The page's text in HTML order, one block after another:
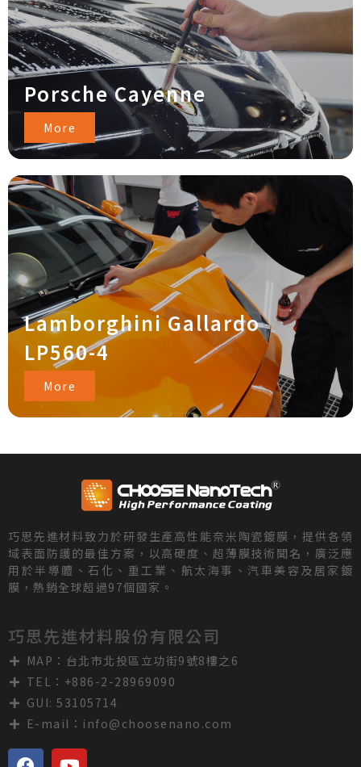
Porsche Cayenne
More
Lamborghini Gallardo
LP560-4
More
巧思先進材料致力於研發生產高性能奈米陶瓷鍍膜，提供各領
域表面防護的最佳方案，以高硬度、超薄膜技術聞名，廣泛應
用於半導體、石化、重工業、航太海事、汽車美容及居家鍍
膜，熱銷全球超過97個國家。
巧思先進材料股份有限公司
MAP：台北市北投區立功街9號8樓之6
TEL：+886-2-28969090
GUI: 53105714
E-mail： info@choosenano.com